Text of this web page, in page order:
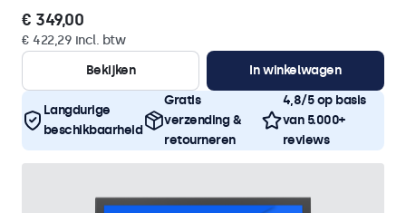
€ 349,00
€ 422,29 incl. btw
Bekijken
In winkelwagen
Langdurige
beschikbaarheid
Gratis
verzending &
retourneren
4,8/5 op basis
van 5.000+
reviews